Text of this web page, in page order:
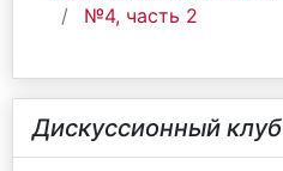
№4, часть 2
Дискуссионный клуб